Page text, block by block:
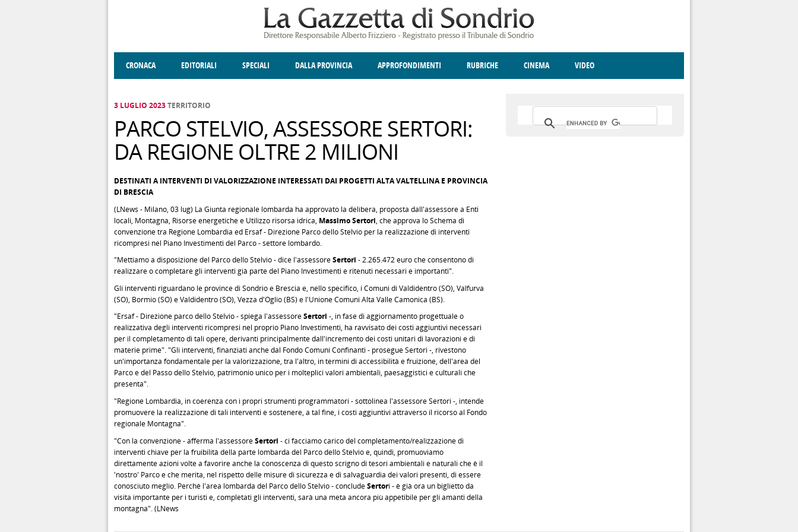
CRONACA EDITORIALI SPECIALI DALLA PROVINCIA APPROFONDIMENTI RUBRICHE CINEMA VIDEO
3 LUGLIO 2023TERRITORIO
PARCO STELVIO, ASSESSORE SERTORI:
DA REGIONE OLTRE 2 MILIONI
DESTINATI A INTERVENTI DI VALORIZZAZIONE INTERESSATI DAI PROGETTI ALTA VALTELLINA E PROVINCIA
DI BRESCIA
(LNews - Milano, 03 lug) La Giunta regionale lombarda ha approvato la delibera, proposta dall'assessore a Enti
locali, Montagna, Risorse energetiche e Utilizzo risorsa idrica, Massimo Sertori, che approva lo Schema di
convenzione tra Regione Lombardia ed Ersaf - Direzione Parco dello Stelvio per la realizzazione di interventi
ricompresi nel Piano Investimenti del Parco - settore lombardo.
"Mettiamo a disposizione del Parco dello Stelvio - dice l'assessoreSertori - 2.265.472 euro che consentono di
realizzare o completare gli interventi già parte del Piano Investimenti e ritenuti necessari e importanti".
Gli interventi riguardano le province di Sondrio e Brescia e, nello specifico, i Comuni di Valdidentro (SO), Valfurva
(SO), Bormio (SO) e Valdidentro (SO), Vezza d'Oglio (BS) e l'Unione Comuni Alta Valle Camonica (BS).
"Ersaf - Direzione parco dello Stelvio - spiega l'assessoreSertori -, in fase di aggiornamento progettuale o
realizzativa degli interventi ricompresi nel proprio Piano Investimenti, ha ravvisato dei costi aggiuntivi necessari
per il completamento di tali opere, derivanti principalmente dall'incremento dei costi unitari di lavorazioni e di
materie prime". "Gli interventi, finanziati anche dal Fondo Comuni Confinanti - prosegue Sertori -, rivestono
un'importanza fondamentale per la valorizzazione, tra l'altro, in termini di accessibilità e fruizione, dell'area del
Parco e del Passo dello Stelvio, patrimonio unico per i molteplici valori ambientali, paesaggistici e culturali che
presenta".
"Regione Lombardia, in coerenza con i propri strumenti programmatori - sottolinea l'assessore Sertori -, intende
promuovere la realizzazione di tali interventi e sostenere, a tal fine, i costi aggiuntivi attraverso il ricorso al Fondo
regionale Montagna".
"Con la convenzione - afferma l'assessoreSertori - ci facciamo carico del completamento/realizzazione di
interventi chiave per la fruibilità della parte lombarda del Parco dello Stelvio e, quindi, promuoviamo
direttamente azioni volte a favorire anche la conoscenza di questo scrigno di tesori ambientali e naturali che è il
'nostro' Parco e che merita, nel rispetto delle misure di sicurezza e di salvaguardia dei valori presenti, di essere
conosciuto meglio. Perché l'area lombarda del Parco dello Stelvio - concludeSertori - è già ora un biglietto da
visita importante per i turisti e, completati gli interventi, sarà una meta ancora più appetibile per gli amanti della
montagna". (LNews